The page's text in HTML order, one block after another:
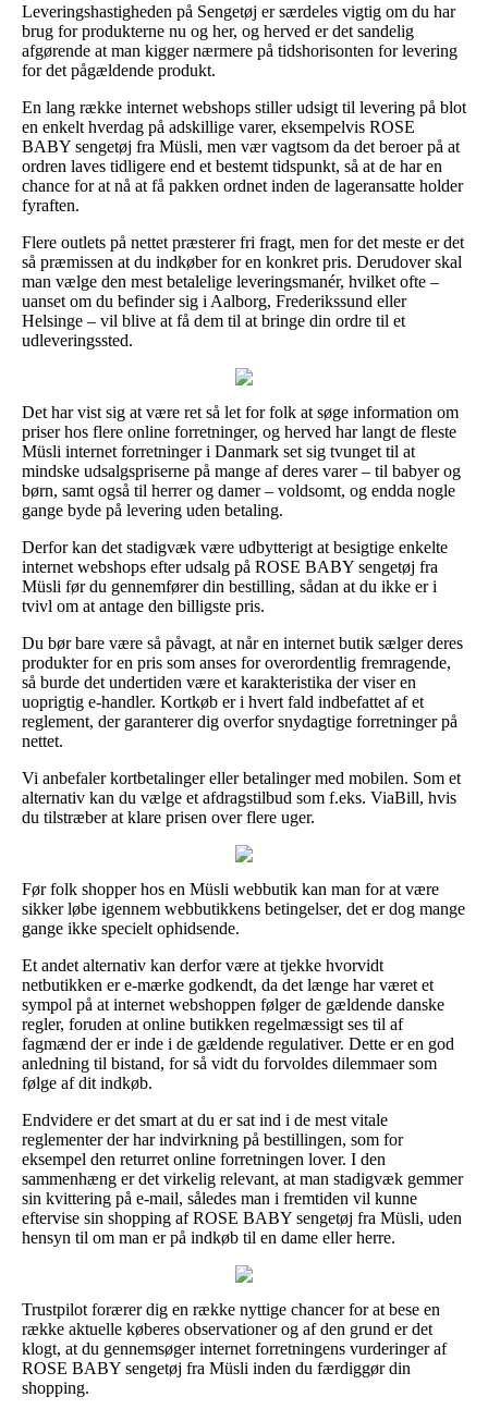
Leveringshastigheden på Sengetøj er særdeles vigtig om du har
brug for produkterne nu og her, og herved er det sandelig
afgørende at man kigger nærmere på tidshorisonten for levering
for det pågældende produkt.
En lang række internet webshops stiller udsigt til levering på blot
en enkelt hverdag på adskillige varer, eksempelvis ROSE
BABY sengetøj fra Müsli, men vær vagtsom da det beroer på at
ordren laves tidligere end et bestemt tidspunkt, så at de har en
chance for at nå at få pakken ordnet inden de lageransatte holder
fyraften.
Flere outlets på nettet præsterer fri fragt, men for det meste er det
så præmissen at du indkøber for en konkret pris. Derudover skal
man vælge den mest betalelige leveringsmanér, hvilket ofte –
uanset om du befinder sig i Aalborg, Frederikssund eller
Helsinge – vil blive at få dem til at bringe din ordre til et
udleveringssted.
Det har vist sig at være ret så let for folk at søge information om
priser hos flere online forretninger, og herved har langt de fleste
Müsli internet forretninger i Danmark set sig tvunget til at
mindske udsalgspriserne på mange af deres varer – til babyer og
børn, samt også til herrer og damer – voldsomt, og endda nogle
gange byde på levering uden betaling.
Derfor kan det stadigvæk være udbytterigt at besigtige enkelte
internet webshops efter udsalg på ROSE BABY sengetøj fra
Müsli før du gennemfører din bestilling, sådan at du ikke er i
tvivl om at antage den billigste pris.
Du bør bare være så påvagt, at når en internet butik sælger deres
produkter for en pris som anses for overordentlig fremragende,
så burde det undertiden være et karakteristika der viser en
uoprigtig e-handler. Kortkøb er i hvert fald indbefattet af et
reglement, der garanterer dig overfor snydagtige forretninger på
nettet.
Vi anbefaler kortbetalinger eller betalinger med mobilen. Som et
alternativ kan du vælge et afdragstilbud som f.eks. ViaBill, hvis
du tilstræber at klare prisen over flere uger.
Før folk shopper hos en Müsli webbutik kan man for at være
sikker løbe igennem webbutikkens betingelser, det er dog mange
gange ikke specielt ophidsende.
Et andet alternativ kan derfor være at tjekke hvorvidt
netbutikken er e-mærke godkendt, da det længe har været et
sympol på at internet webshoppen følger de gældende danske
regler, foruden at online butikken regelmæssigt ses til af
fagmænd der er inde i de gældende regulativer. Dette er en god
anledning til bistand, for så vidt du forvoldes dilemmaer som
følge af dit indkøb.
Endvidere er det smart at du er sat ind i de mest vitale
reglementer der har indvirkning på bestillingen, som for
eksempel den returret online forretningen lover. I den
sammenhæng er det virkelig relevant, at man stadigvæk gemmer
sin kvittering på e-mail, således man i fremtiden vil kunne
eftervise sin shopping af ROSE BABY sengetøj fra Müsli, uden
hensyn til om man er på indkøb til en dame eller herre.
Trustpilot forærer dig en række nyttige chancer for at bese en
række aktuelle køberes observationer og af den grund er det
klogt, at du gennemsøger internet forretningens vurderinger af
ROSE BABY sengetøj fra Müsli inden du færdiggør din
shopping.